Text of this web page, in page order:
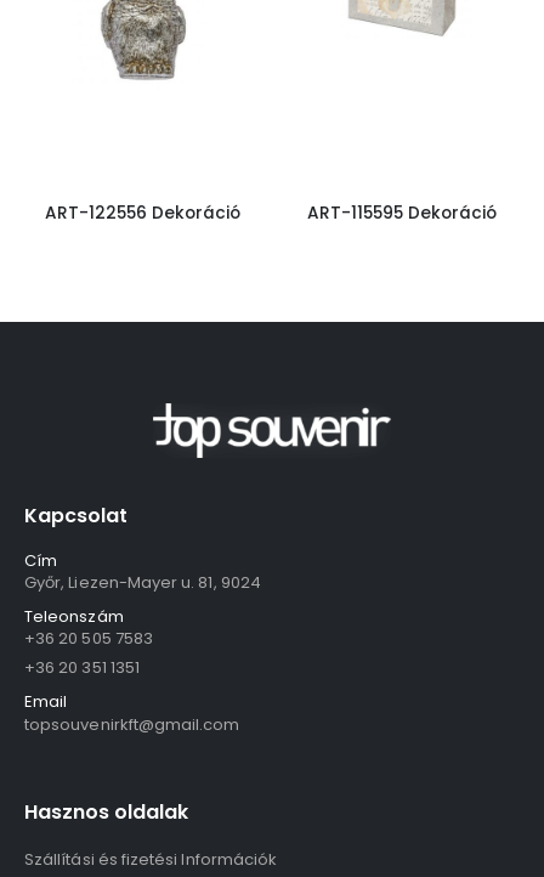
ART-122556 Dekoráció ART-115595 Dekoráció
Kapcsolat
Cím
Győr, Liezen-Mayer u. 81, 9024
Teleonszám
+36 20 505 7583
+36 20 351 1351
Email
topsouvenirkft@gmail.com
Hasznos oldalak
Szállítási és fizetési Információk